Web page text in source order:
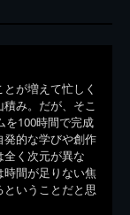
が増えて忙しく
み。だが、そこ
を100時間で完成
的な学びや創作
く次元が異な
間が足りない焦
いうことだと思